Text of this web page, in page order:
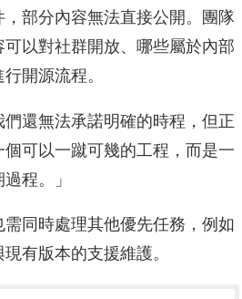
部分內容無法直接公開。團隊
以對社群開放、哪些屬於內部
開源流程。
還無法承諾明確的時程，但正
可以一蹴可幾的工程，而是一
程。」
同時處理其他優先任務，例如
有版本的支援維護。